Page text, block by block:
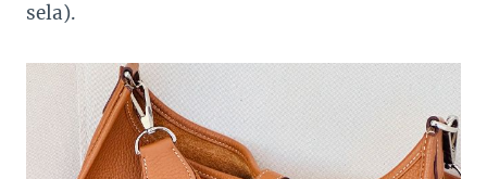
sela).